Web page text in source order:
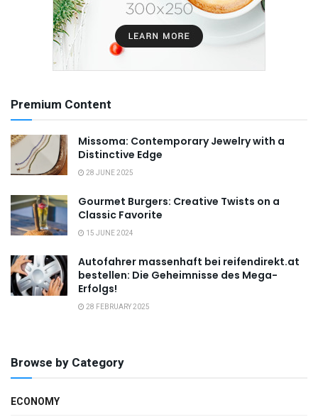
Premium Content
Missoma: Contemporary Jewelry with a
Distinctive Edge
28 JUNE 2025
Gourmet Burgers: Creative Twists on a
Classic Favorite
15 JUNE 2024
Autofahrer massenhaft bei reifendirekt.at
bestellen: Die Geheimnisse des Mega-
Erfolgs!
28 FEBRUARY 2025
Browse by Category
ECONOMY